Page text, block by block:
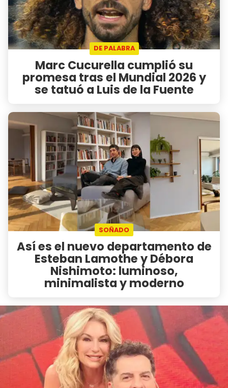
DE PALABRA
Marc Cucurella cumplió su
promesa tras el Mundial 2026 y
se tatuó a Luis de la Fuente
SOÑADO
Así es el nuevo departamento de
Esteban Lamothe y Débora
Nishimoto: luminoso,
minimalista y moderno